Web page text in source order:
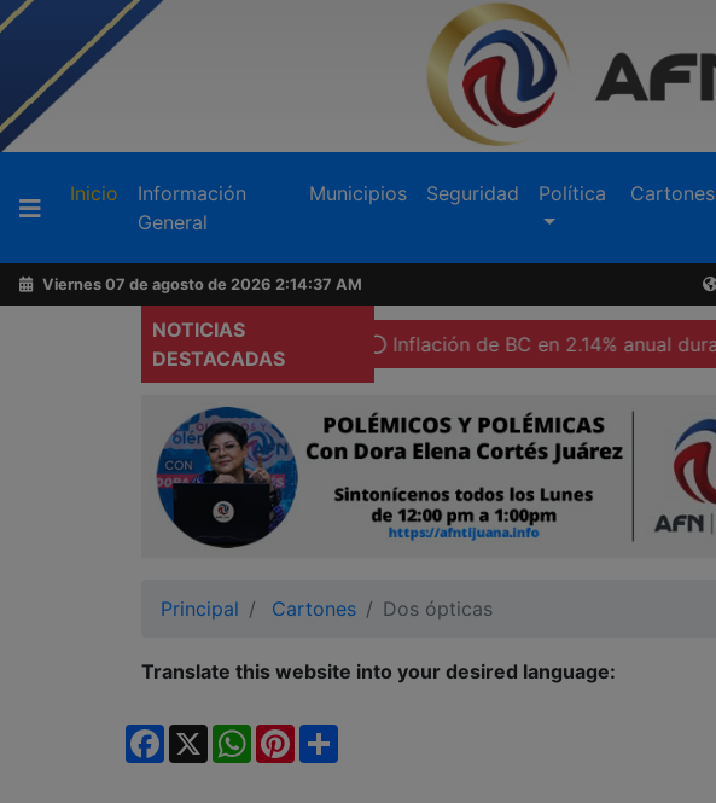
Inicio (current)
Información
General
Municipios Seguridad Política Cartones
Viernes 07 de agosto de 2026 2:14:38 AM
NOTICIAS
DESTACADAS
sagrados en Tecate Inflación de BC en 2.14% anual durante julio
Principal Cartones Dos ópticas
Translate this website into your desired language:
Facebook
X WhatsApp
Pinterest
Buscador
Acerca
de